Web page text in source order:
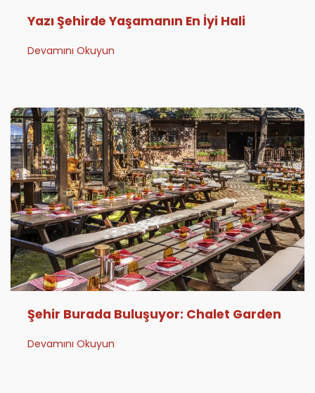
Yazı Şehirde Yaşamanın En İyi Hali
Devamını Okuyun
Şehir Burada Buluşuyor: Chalet Garden
Devamını Okuyun